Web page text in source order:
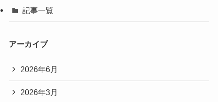
記事一覧
アーカイブ
2026年6月
2026年3月